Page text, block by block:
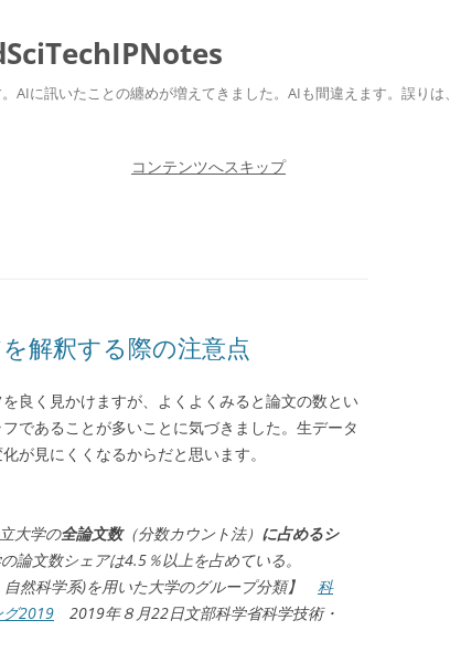
AIに訊いたことの纏めが増えてきました。AIも間違えます。誤り
コンテンツへスキップ
解釈する際の注意点
良く見かけますが、よくよくみると論文の数とい
であることが多いことに気づきました。生データ
が見にくくなるからだと思います。
大学の全論文数（分数カウント法） に占めるシ
論文数シェアは4.5％以上を占めている。
自然科学系)を用いた大学のグループ分類】 科
2019 2019年８月22日文部科学省科学技術・